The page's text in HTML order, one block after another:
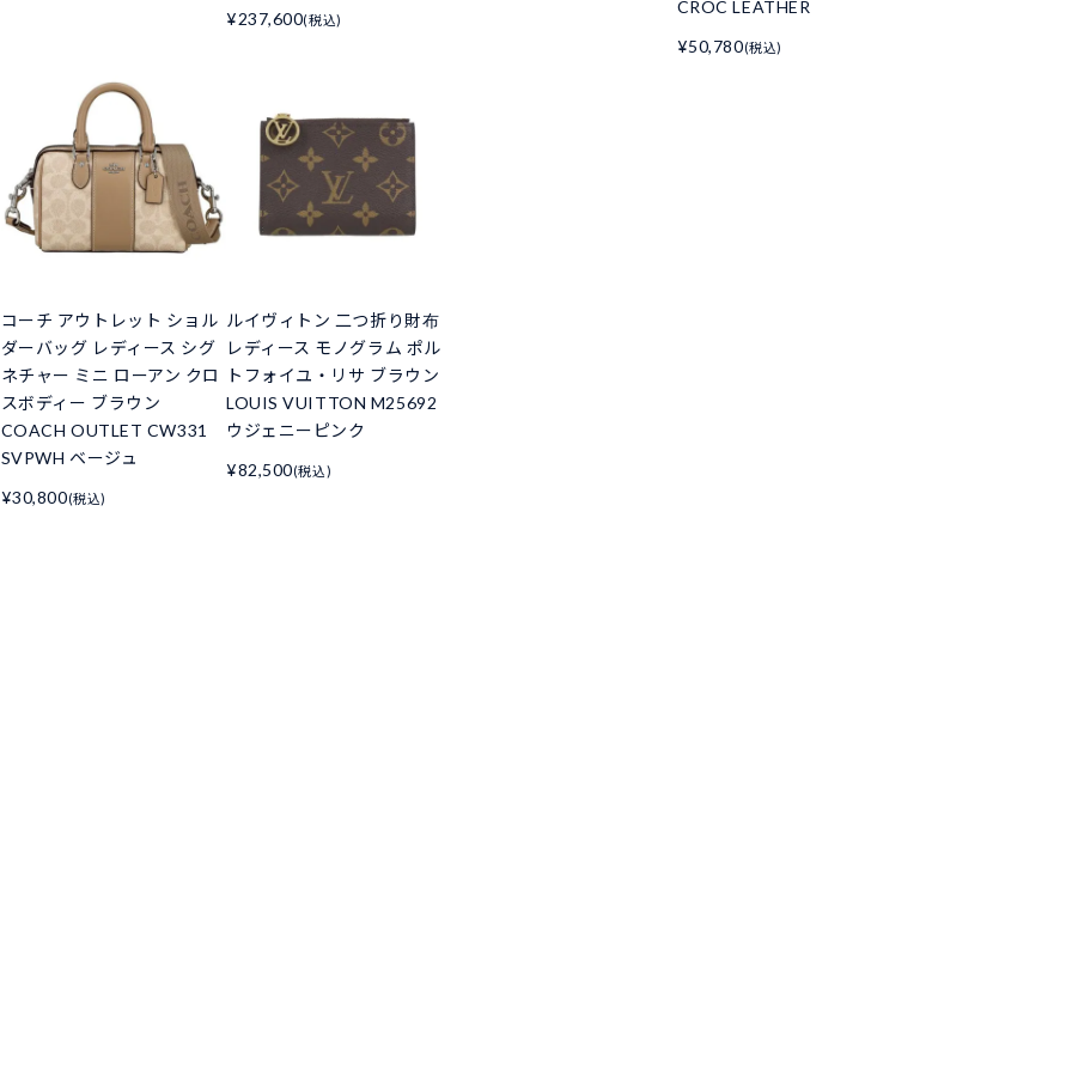
¥237,600(税込)
CROC LEATHER
¥50,780(税込)
コーチ アウトレット ショル
ダーバッグ レディース シグ
ネチャー ミニ ローアン クロ
スボディー ブラウン
COACH OUTLET CW331
SVPWH ベージュ
¥30,800(税込)
ルイヴィトン 二つ折り財布
レディース モノグラム ポル
トフォイユ・リサ ブラウン
LOUIS VUITTON M25692
ウジェニーピンク
¥82,500(税込)